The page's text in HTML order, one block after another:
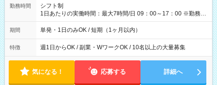
間】試用期間なし
勤務時間
シフト制
1日あたりの実働時間：最大7時間/日 09：00～17：00 ※勤務時
間は 試験により異なります。
期間 単発・1日のみOK / 短期（1ヶ月以内）
特徴 週1日からOK / 副業・WワークOK / 10名以上の大量募集
気になる！ 応募する 詳細へ